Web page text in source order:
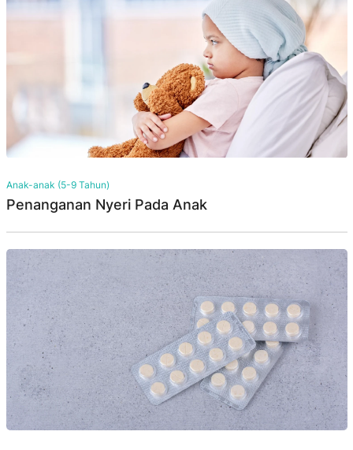
Anak-anak (5-9 Tahun)
Penanganan Nyeri Pada Anak